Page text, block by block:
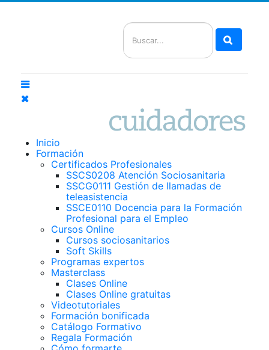
Inicio
Formación
Certificados Profesionales
SSCS0208 Atención Sociosanitaria
SSCG0111 Gestión de llamadas de
teleasistencia
SSCE0110 Docencia para la Formación
Profesional para el Empleo
Cursos Online
Cursos sociosanitarios
Soft Skills
Programas expertos
Masterclass
Clases Online
Clases Online gratuitas
Videotutoriales
Formación bonificada
Catálogo Formativo
Regala Formación